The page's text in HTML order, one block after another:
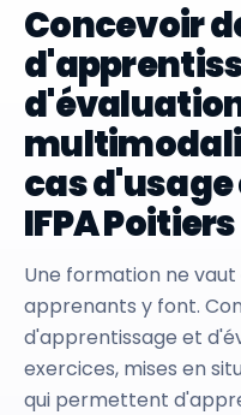
Concevoir
cas
IFPA Poitiers
Une formation ne
apprenants y font.
d'apprentissage et
exercices, mises en
qui permettent